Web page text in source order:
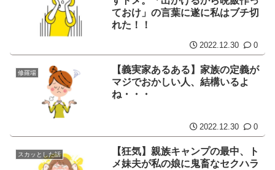
ておけ」の言葉に遂に私はブチ切
れた！！
2022.12.30 0
修羅場
【義実家あるある】家族の定義が
マジでおかしい人、結構いるよ
ね・・・
2022.12.30 0
スカッとした話
【狂気】親族キャンプの最中、ト
メ妹夫が私の娘に鬼畜なセクハラ